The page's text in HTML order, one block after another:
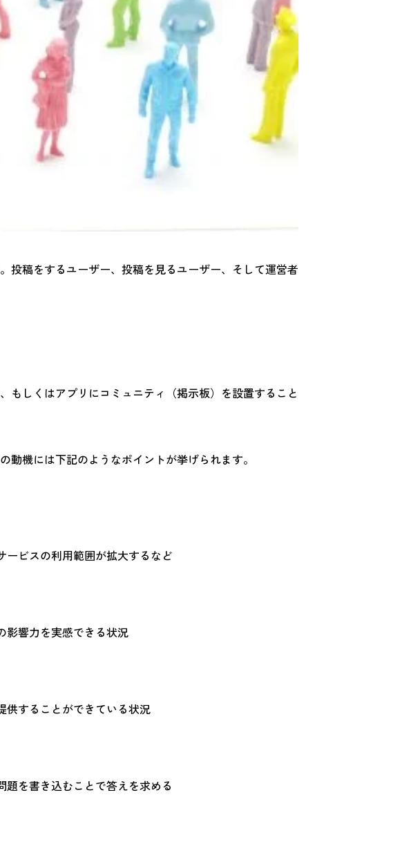
投稿をするユーザー、投稿を見るユーザー、そして運営者
もしくはアプリにコミュニティ（掲示板）を設置すること
機には下記のようなポイントが挙げられます。
ビスの利用範囲が拡大するなど
影響力を実感できる状況
供することができている状況
を書き込むことで答えを求める